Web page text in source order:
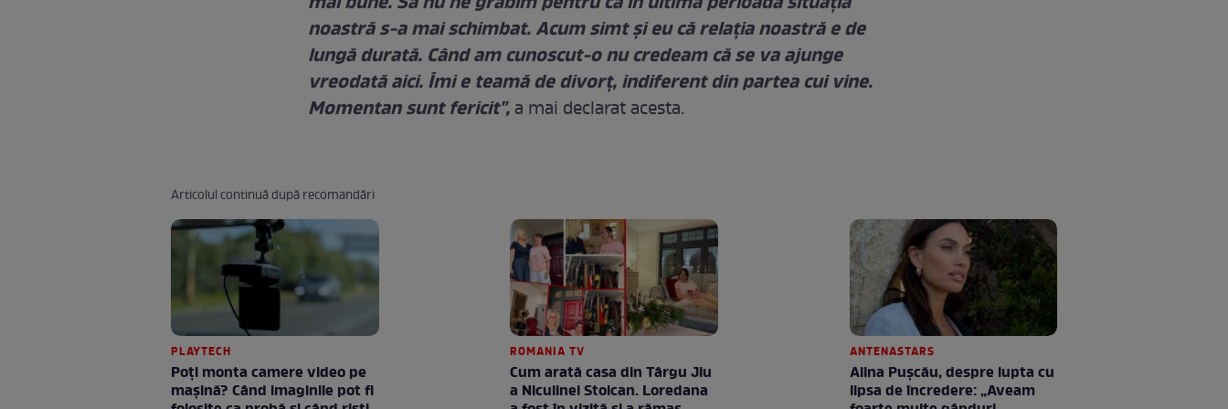
noastră s-a mai schimbat. Acum simt și eu că relația noastră e de
lungă durată. Când am cunoscut-o nu credeam că se va ajunge
vreodată aici. Îmi e teamă de divorț, indiferent din partea cui vine.
Momentan sunt fericit",a mai declarat acesta.
Articolul continuă după recomandări
PLAYTECH
Poți monta camere video pe
mașină? Când imaginile pot fi
ROMANIA TV
Cum arată casa din Târgu Jiu
a Niculinei Stoican. Loredana
ANTENASTARS
Alina Pușcău, despre lupta cu
lipsa de încredere: „Aveam